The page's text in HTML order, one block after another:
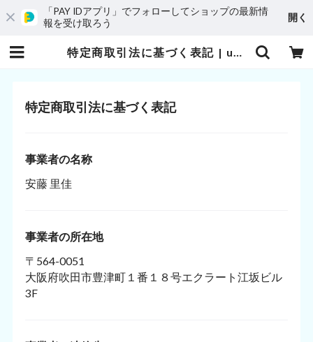
「PAY IDアプリ」でフォローしてショップの最新情
報を受け取ろう
開く
特定商取引法に基づく表記 | uniBesion(ユニビジョン)
特定商取引法に基づく表記
事業者の名称
安藤 里佳
事業者の所在地
〒564-0051
大阪府吹田市豊津町１番１８号エクラート江坂ビル
3F